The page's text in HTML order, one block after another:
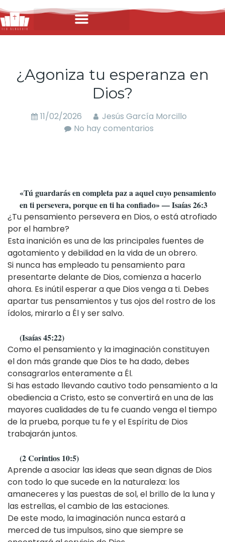
¿Agoniza tu esperanza en
Dios?
11/02/2026
Jesús García Morcillo
No hay comentarios
«Tú guardarás en completa paz a aquel cuyo pensamiento
en ti persevera, porque en ti ha confiado» — Isaías 26:3
¿Tu pensamiento persevera en Dios, o está atrofiado
por el hambre?
Esta inanición es una de las principales fuentes de
agotamiento y debilidad en la vida de un obrero.
Si nunca has empleado tu pensamiento para
presentarte delante de Dios, comienza a hacerlo
ahora. Es inútil esperar a que Dios venga a ti. Debes
apartar tus pensamientos y tus ojos del rostro de los
ídolos, mirarlo a Él y ser salvo.
(Isaías 45:22)
Como el pensamiento y la imaginación constituyen
el don más grande que Dios te ha dado, debes
consagrarlos enteramente a Él.
Si has estado llevando cautivo todo pensamiento a la
obediencia a Cristo, esto se convertirá en una de las
mayores cualidades de tu fe cuando venga el tiempo
de la prueba, porque tu fe y el Espíritu de Dios
trabajarán juntos.
(2 Corintios 10:5)
Aprende a asociar las ideas que sean dignas de Dios
con todo lo que sucede en la naturaleza: los
amaneceres y las puestas de sol, el brillo de la luna y
las estrellas, el cambio de las estaciones.
De este modo, la imaginación nunca estará a
merced de tus impulsos, sino que siempre se